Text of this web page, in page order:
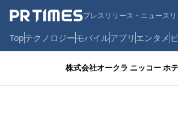
プレスリリース・ニュース
Topテクノロジーモバイルアプリ エンタメ
株式会社オークラ ニッコー ホ